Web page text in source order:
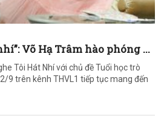
Võ Hạ Trâm hào phóng ...
Tôi Hát Nhí với chủ đề Tuổi học trò
9 trên kênh THVL1 tiếp tục mang đến